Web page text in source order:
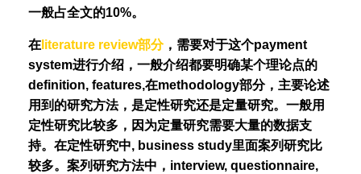
一般占全文的10%。
在 literature review部分，需要对于这个payment
system进行介绍，一般介绍都要明确某个理论点的
definition, features,在methodology部分，主要论述
用到的研究方法，是定性研究还是定量研究。一般用
定性研究比较多，因为定量研究需要大量的数据支
持。在定性研究中, business study里面案列研究比
较多。案列研究方法中，interview, questionnaire,